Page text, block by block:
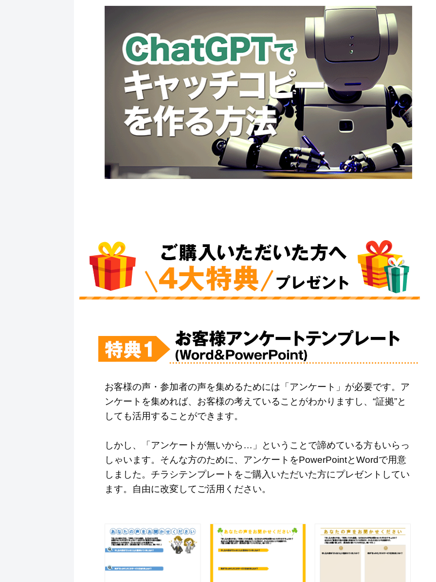
お客様の声・参加者の声を集めるためには「アンケート」が必要です。ア
ンケートを集めれば、お客様の考えていることがわかりますし、“証拠”と
しても活用することができます。
しかし、「アンケートが無いから…」ということで諦めている方もいらっ
しゃいます。そんな方のために、アンケートをPowerPointとWordで用意
しました。チラシテンプレートをご購入いただいた方にプレゼントしてい
ます。自由に改変してご活用ください。